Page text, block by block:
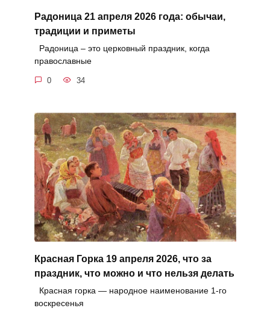
Радоница 21 апреля 2026 года: обычаи,
традиции и приметы
Радоница – это церковный праздник, когда
православные
0 34
Красная Горка 19 апреля 2026, что за
праздник, что можно и что нельзя делать
Красная горка — народное наименование 1-го
воскресенья